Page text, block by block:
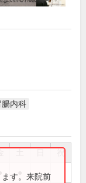
腸内科
祝
す。来院前